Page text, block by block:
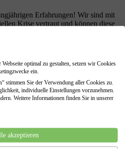
Erfahrungen! Wir sind mit
Krise vertraut und können diese
und Selbstständige
mit den Gläubigern
zur Vermeidung des
und Begleitung durch das
Insolvenzgericht und dem
optimal zu gestalten, setzen wir Cookies
ein.
stimmen Sie der Verwendung aller Cookies zu.
individuelle Einstellungen vorzunehmen.
Weitere Informationen finden Sie in unserer
akzeptieren